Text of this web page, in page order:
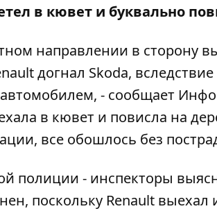
в кювет и буквально
направлении в сторону
догнал Skoda, вследствие
- сообщает
в кювет и повисла на
все обошлось без
полиции - инспекторы
поскольку Renault выехал